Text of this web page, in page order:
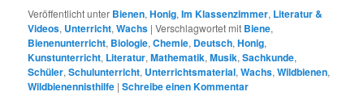
Veröffentlicht unter Bienen,Honig,Im Klassenzimmer, Literatur &
Videos, Unterricht,Wachs |Verschlagwortet mit Biene,
Bienenunterricht, Biologie,Chemie, Deutsch,Honig,
Kunstunterricht, Literatur,Mathematik,Musik,Sachkunde,
Schüler,Schulunterricht, Unterrichtsmaterial,Wachs,Wildbienen,
Wildbienennisthilfe |Schreibe einen Kommentar